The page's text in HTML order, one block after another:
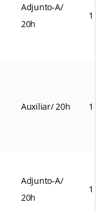
Adjunto-A/
20h
1
Auxiliar/ 20h 1
Adjunto-A/
20h
1